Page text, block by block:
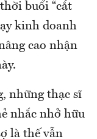
buổi “cắt
kinh doanh
cao nhận
những thạc sĩ
nhắc nhở hữu
là thế vẫn